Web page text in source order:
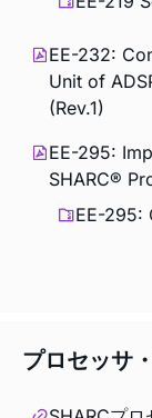
EE-232:
Unit of
(Rev.1)
EE-295:
SHARC®
EE-295:
プロセッサ